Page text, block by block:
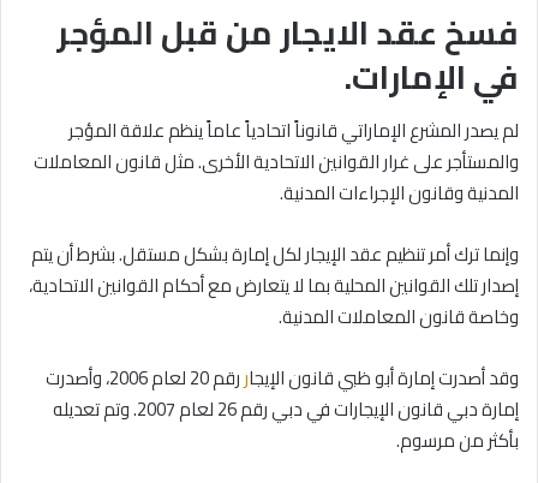
فسخ عقد الايجار من قبل المؤجر
في الإمارات.
لم يصدر المشرع الإماراتي قانوناً اتحادياً عاماً ينظم علاقة المؤجر
والمستأجر على غرار القوانين الاتحادية الأخرى. مثل قانون المعاملات
المدنية وقانون الإجراءات المدنية.
وإنما ترك أمر تنظيم عقد الإيجار لكل إمارة بشكل مستقل. بشرط أن يتم
إصدار تلك القوانين المحلية بما لا يتعارض مع أحكام القوانين الاتحادية،
وخاصة قانون المعاملات المدنية.
وقد أصدرت إمارة أبو ظبي قانون الإيجار
رقم 20 لعام 2006، وأصدرت
إمارة دبي قانون الإيجارات في دبي رقم 26 لعام 2007. وتم تعديله
بأكثر من مرسوم.